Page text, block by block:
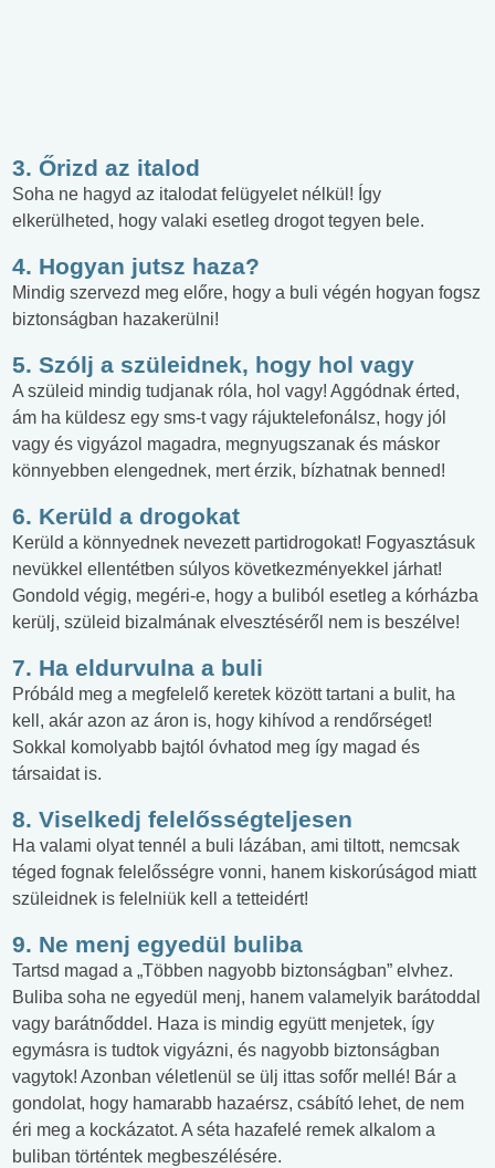
3. Őrizd az italod
Soha ne hagyd az italodat felügyelet nélkül! Így
elkerülheted, hogy valaki esetleg drogot tegyen bele.
4. Hogyan jutsz haza?
Mindig szervezd meg előre, hogy a buli végén hogyan fogsz
biztonságban hazakerülni!
5. Szólj a szüleidnek, hogy hol vagy
A szüleid mindig tudjanak róla, hol vagy! Aggódnak érted,
ám ha küldesz egy sms-t vagy rájuktelefonálsz, hogy jól
vagy és vigyázol magadra, megnyugszanak és máskor
könnyebben elengednek, mert érzik, bízhatnak benned!
6. Kerüld a drogokat
Kerüld a könnyednek nevezett partidrogokat! Fogyasztásuk
nevükkel ellentétben súlyos következményekkel járhat!
Gondold végig, megéri-e, hogy a buliból esetleg a kórházba
kerülj, szüleid bizalmának elvesztéséről nem is beszélve!
7. Ha eldurvulna a buli
Próbáld meg a megfelelő keretek között tartani a bulit, ha
kell, akár azon az áron is, hogy kihívod a rendőrséget!
Sokkal komolyabb bajtól óvhatod meg így magad és
társaidat is.
8. Viselkedj felelősségteljesen
Ha valami olyat tennél a buli lázában, ami tiltott, nemcsak
téged fognak felelősségre vonni, hanem kiskorúságod miatt
szüleidnek is felelniük kell a tetteidért!
9. Ne menj egyedül buliba
Tartsd magad a „Többen nagyobb biztonságban” elvhez.
Buliba soha ne egyedül menj, hanem valamelyik barátoddal
vagy barátnőddel. Haza is mindig együtt menjetek, így
egymásra is tudtok vigyázni, és nagyobb biztonságban
vagytok! Azonban véletlenül se ülj ittas sofőr mellé! Bár a
gondolat, hogy hamarabb hazaérsz, csábító lehet, de nem
éri meg a kockázatot. A séta hazafelé remek alkalom a
buliban történtek megbeszélésére.